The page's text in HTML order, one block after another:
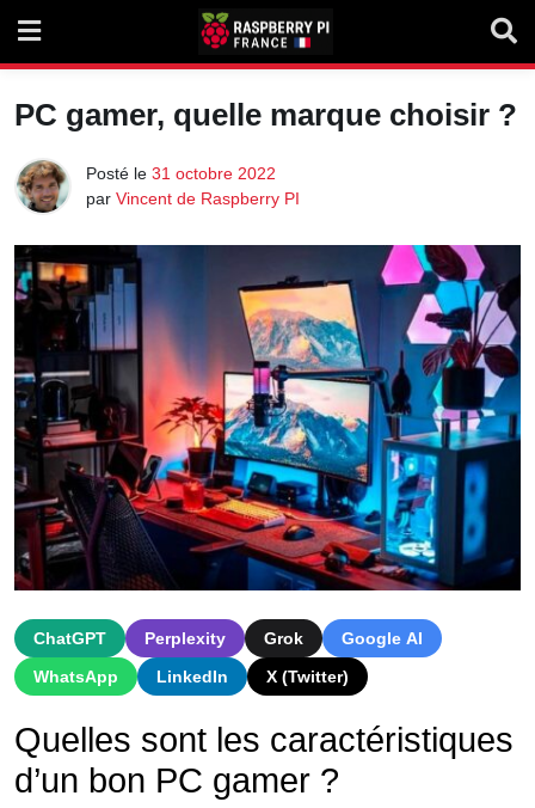
content
PC gamer, quelle marque choisir ?
Posté le 31 octobre 2022
par Vincent de Raspberry PI
ChatGPT Perplexity Grok
Google AI
WhatsApp
LinkedIn X (Twitter)
Quelles sont les caractéristiques
d’un bon PC gamer ?